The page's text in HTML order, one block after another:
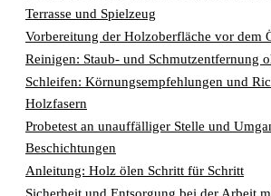
Terrasse und Spielzeug
Vorbereitung der Holzoberfläche vor dem
Reinigen: Staub- und Schmutzentfernung
Schleifen: Körnungsempfehlungen und
Holzfasern
Probetest an unauffälliger Stelle und
Beschichtungen
Anleitung: Holz ölen Schritt für Schritt
Sicherheit und Entsorgung bei der Arbeit